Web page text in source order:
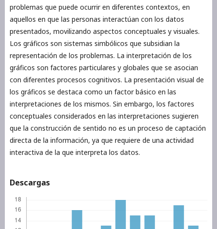
problemas que puede ocurrir en diferentes contextos, en
aquellos en que las personas interactúan con los datos
presentados, movilizando aspectos conceptuales y visuales.
Los gráficos son sistemas simbólicos que subsidian la
representación de los problemas. La interpretación de los
gráficos son factores particulares y globales que se asocian
con diferentes procesos cognitivos. La presentación visual de
los gráficos se destaca como un factor básico en las
interpretaciones de los mismos. Sin embargo, los factores
conceptuales considerados en las interpretaciones sugieren
que la construcción de sentido no es un proceso de captación
directa de la información, ya que requiere de una actividad
interactiva de la que interpreta los datos.
Descargas